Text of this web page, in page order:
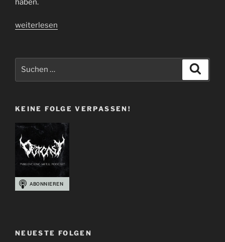
haben.
„Interview
Plague
Gate“
weiterlesen
KEINE FOLGE VERPASSEN!
NEUESTE FOLGEN